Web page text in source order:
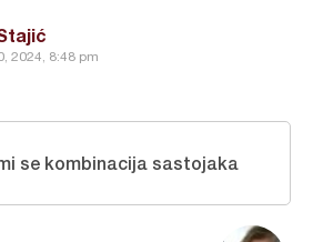
2024, 8:48 pm
se kombinacija sastojaka